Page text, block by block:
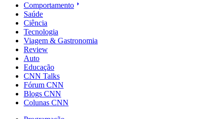
Comportamento
Saúde
Ciência
Tecnologia
Viagem & Gastronomia
Review
Auto
Educação
CNN Talks
Fórum CNN
Blogs CNN
Colunas CNN